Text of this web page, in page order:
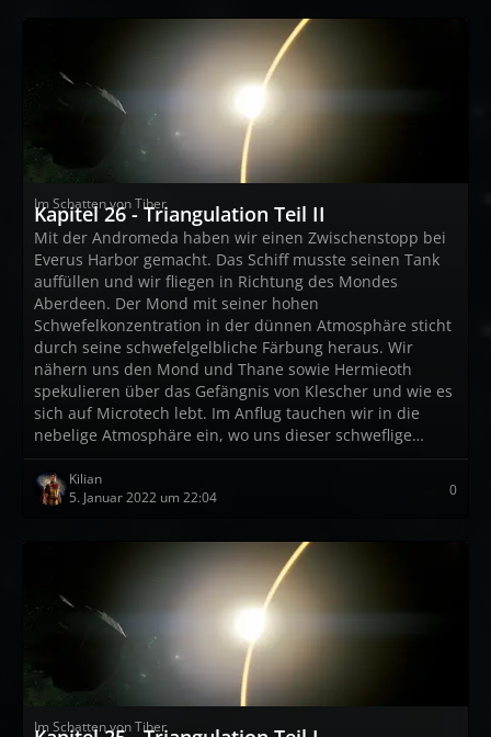
Im Schatten von Tiber
Kapitel 26 - Triangulation Teil II
Mit der Andromeda haben wir einen Zwischenstopp bei
Everus Harbor gemacht. Das Schiff musste seinen Tank
auffüllen und wir fliegen in Richtung des Mondes
Aberdeen. Der Mond mit seiner hohen
Schwefelkonzentration in der dünnen Atmosphäre sticht
durch seine schwefelgelbliche Färbung heraus. Wir
nähern uns den Mond und Thane sowie Hermieoth
spekulieren über das Gefängnis von Klescher und wie es
sich auf Microtech lebt. Im Anflug tauchen wir in die
nebelige Atmosphäre ein, wo uns dieser schweflige…
Kilian
5. Januar 2022 um 22:04
0
Im Schatten von Tiber